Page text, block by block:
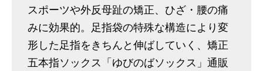
スポーツや外反母趾の矯正、ひざ・腰の痛
みに効果的。足指袋の特殊な構造により変
形した足指をきちんと伸ばしていく、矯正
五本指ソックス「ゆびのばソックス」通販